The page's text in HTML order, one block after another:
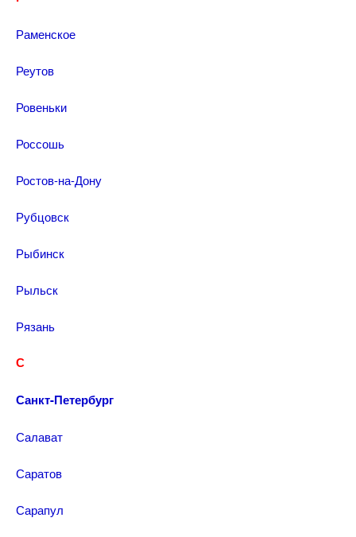
Раменское
Реутов
Ровеньки
Россошь
Ростов-на-Дону
Рубцовск
Рыбинск
Рыльск
Рязань
С
Санкт-Петербург
Салават
Саратов
Сарапул